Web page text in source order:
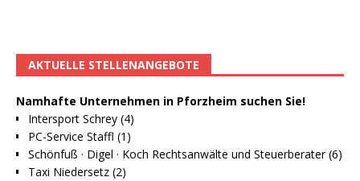
AKTUELLE STELLENANGEBOTE
Namhafte Unternehmen in Pforzheim suchen Sie!
Intersport Schrey (4)
PC-Service Staffl (1)
Schönfuß · Digel · Koch Rechtsanwälte und Steuerberater (6)
Taxi Niedersetz (2)